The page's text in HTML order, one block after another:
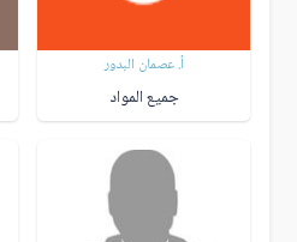
أ. عصمان البدور
جميع المواد